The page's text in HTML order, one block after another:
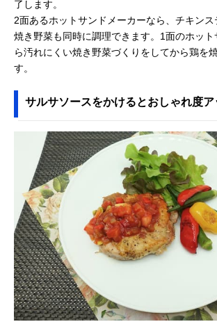
了します。
2面あるホットサンドメーカーなら、チキンス
焼き野菜も同時に調理できます。1面のホッ
ら汚れにくい焼き野菜づくりをしてから鶏を
す。
サルサソースをかけるとおしゃれ度ア